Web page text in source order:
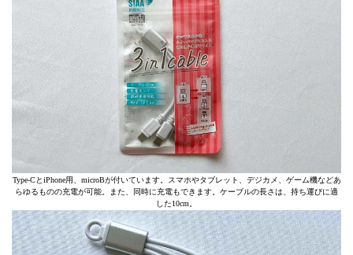
Type-CとiPhone用、microBが付いています。スマホやタブレット、デジカメ、ゲーム機などあ
らゆるものの充電が可能。また、同時に充電もできます。ケーブルの長さは、持ち運びに適
した10cm。